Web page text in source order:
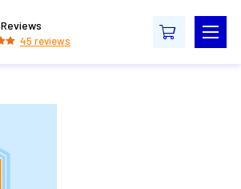
Reviews
45 reviews